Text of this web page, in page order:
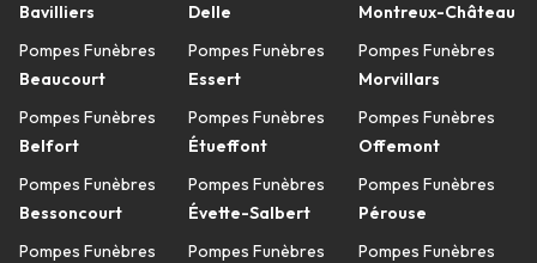
Bavilliers
Pompes Funèbres
Beaucourt
Pompes Funèbres
Belfort
Pompes Funèbres
Bessoncourt
Pompes Funèbres
Delle
Pompes Funèbres
Essert
Pompes Funèbres
Étueffont
Pompes Funèbres
Évette-Salbert
Pompes Funèbres
Montreux-Château
Pompes Funèbres
Morvillars
Pompes Funèbres
Offemont
Pompes Funèbres
Pérouse
Pompes Funèbres